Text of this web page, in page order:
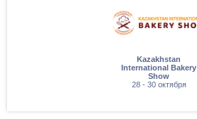
Kazakhstan
International Bakery
Show
28 - 30 октября